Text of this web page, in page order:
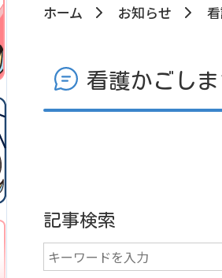
ホーム お知らせ
看護かごしま
記事検索